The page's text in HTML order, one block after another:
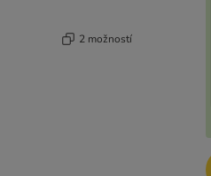
2 možností